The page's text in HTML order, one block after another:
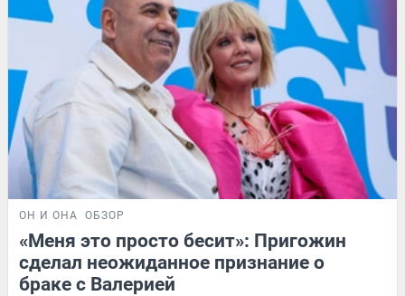
ОН И ОНА ОБЗОР
«Меня это просто бесит»: Пригожин
сделал неожиданное признание о
браке с Валерией